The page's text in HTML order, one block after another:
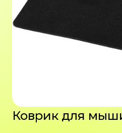
Коврик для